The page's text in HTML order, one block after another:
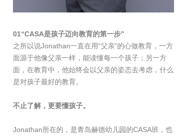
01“CASA是孩子迈向教育的第一步”
之所以说Jonathan一直在用“父亲”的心做教育，一方
面源于他像父亲一样，能读懂每一个孩子；另一方
面，在教育中，他始终会以父亲的姿态去考虑，什么
是对孩子最好的教育。
不止了解，更要懂孩子。
Jonathan所在的，是青岛赫德幼儿园的CASA班，也